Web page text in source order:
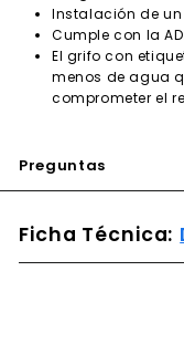
Instalación de
Cumple con la
El grifo con
menos de agua
comprometer el
Preguntas
Ficha Técnica: